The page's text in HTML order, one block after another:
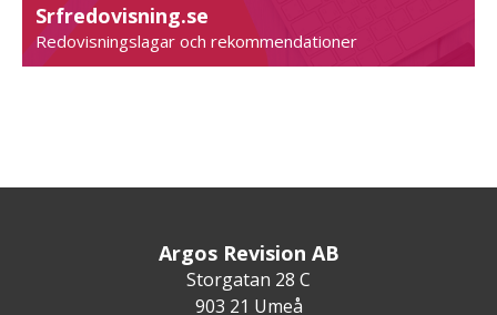
Srfredovisning.se
Redovisningslagar och rekommendationer
Argos Revision AB
Storgatan 28 C
903 21 Umeå